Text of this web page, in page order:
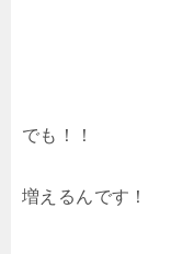
でも！！
増えるんです！